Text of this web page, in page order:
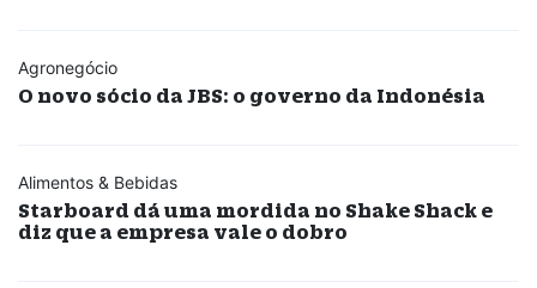
Agronegócio
O novo sócio da JBS: o governo da Indonésia
Alimentos & Bebidas
Starboard dá uma mordida no Shake Shack e
diz que a empresa vale o dobro